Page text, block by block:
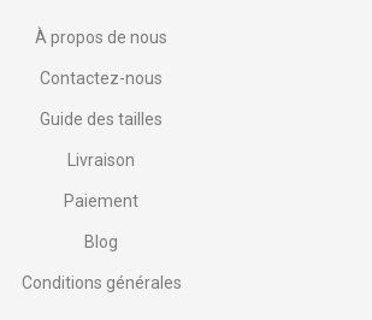
À propos de nous
Contactez-nous
Guide des tailles
Livraison
Paiement
Blog
Conditions générales